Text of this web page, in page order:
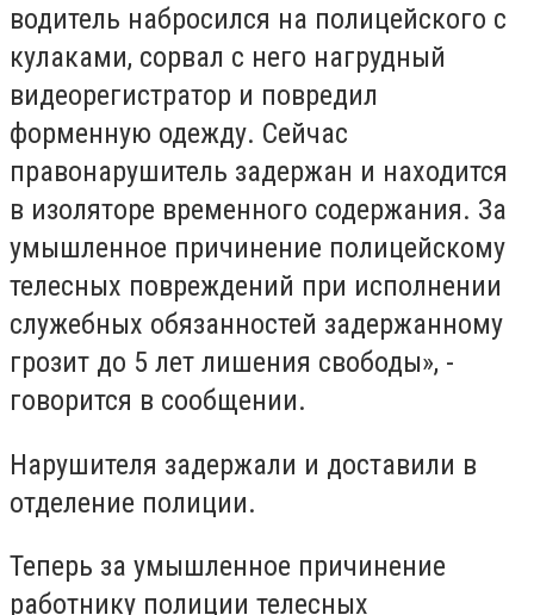
водитель набросился на полицейского с
кулаками, сорвал с него нагрудный
видеорегистратор и повредил
форменную одежду. Сейчас
правонарушитель задержан и находится
в изоляторе временного содержания. За
умышленное причинение полицейскому
телесных повреждений при исполнении
служебных обязанностей задержанному
грозит до 5 лет лишения свободы», -
говорится в сообщении.
Нарушителя задержали и доставили в
отделение полиции.
Теперь за умышленное причинение
работнику полиции телесных